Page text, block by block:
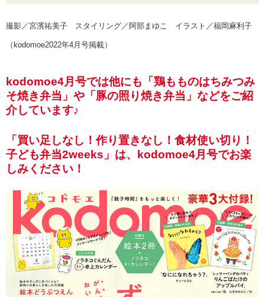
撮影／宮濱祐美子 スタイリング／阿部まゆこ イラスト／福岡麻利子
（kodomoe2022年4月号掲載）
kodomoe4月号では他にも「鶏もものはちみつみ
そ焼き弁当」や「豚の照り焼き弁当」などをご紹
介しています♪
「買い足しなし！作り置きなし！食材使い切り！
子ども弁当2weeks」は、kodomoe4月号でお楽
しみください！